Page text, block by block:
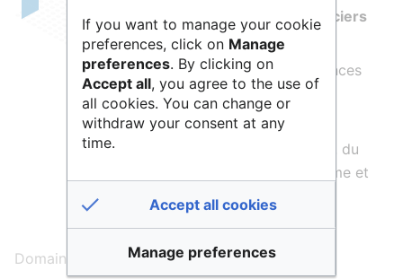
Les
ministères économiques et financiers
rassemblent plusieurs ministères :
le Ministère de l'Economie, des Finances
et de la Souveraineté industrielle,
énergétique et numérique
des Petites et Moyennes entreprises, du
Commerce, de l'Artisanat, du Tourisme et
du Pouvoir d'achat
de l'Action et des Comptes publics
Domaines scientifiques :
If you want to manage your cookie
preferences, click on Manage
preferences. By clicking on
Accept all, you agree to the use of
all cookies. You can change or
withdraw your consent at any
time.
Accept all cookies
Manage preferences